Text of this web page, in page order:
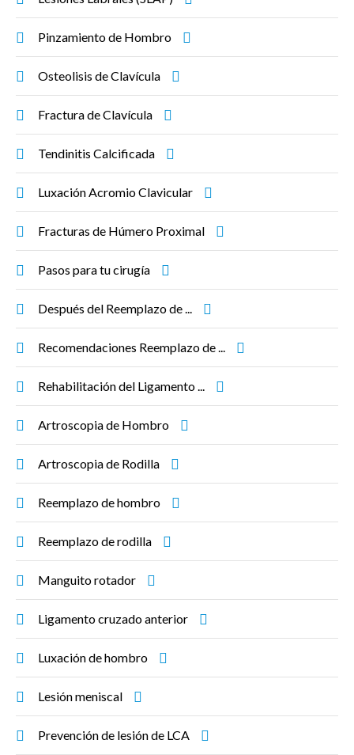
Pinzamiento de Hombro
Osteolisis de Clavícula
Fractura de Clavícula
Tendinitis Calcificada
Luxación Acromio Clavicular
Fracturas de Húmero Proximal
Pasos para tu cirugía
Después del Reemplazo de ...
Recomendaciones Reemplazo de ...
Rehabilitación del Ligamento ...
Artroscopia de Hombro
Artroscopia de Rodilla
Reemplazo de hombro
Reemplazo de rodilla
Manguito rotador
Ligamento cruzado anterior
Luxación de hombro
Lesión meniscal
Prevención de lesión de LCA